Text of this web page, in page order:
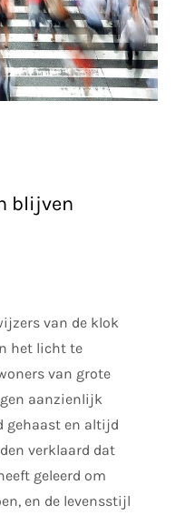
blijven
van de klok
het licht te
van grote
aanzienlijk
gehaast en altijd
verklaard dat
geleerd om
en de levensstijl